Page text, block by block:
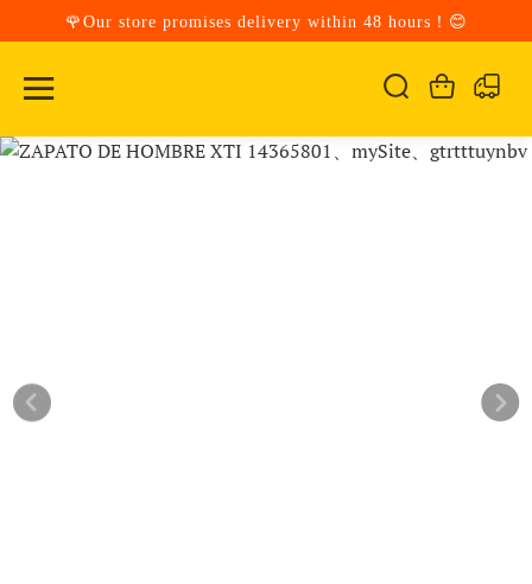
🌹Our store promises delivery within 48 hours！😊